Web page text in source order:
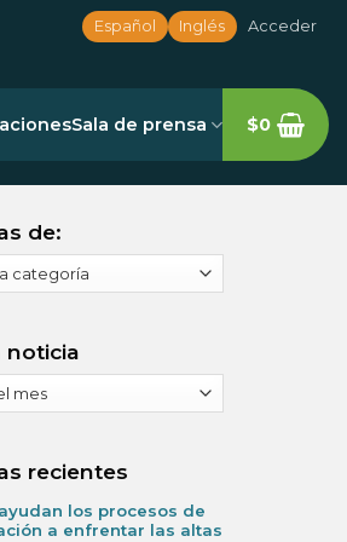
Español Inglés Acceder
Sala de prensa $0
de:
noticia
recientes
los procesos de
a enfrentar las altas